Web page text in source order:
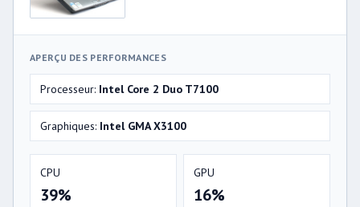
APERÇU DES PERFORMANCES
Processeur: Intel Core 2 Duo T7100
Graphiques: Intel GMA X3100
CPU
39%
GPU
16%